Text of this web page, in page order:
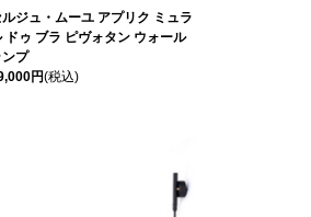
ジュ・ムーユ アプリク ミュラ
ドゥ ブラ ピヴォタン ウォール
ンプ
円(税込)